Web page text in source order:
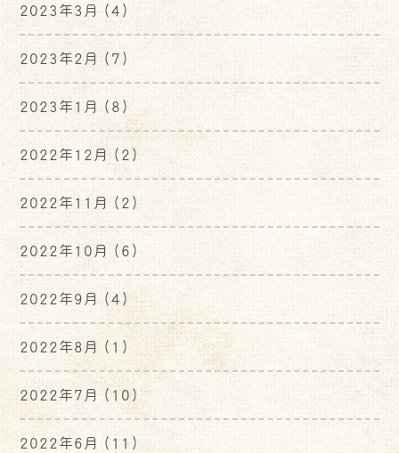
2023年3月 (4)
2023年2月 (7)
2023年1月 (8)
2022年12月 (2)
2022年11月 (2)
2022年10月 (6)
2022年9月 (4)
2022年8月 (1)
2022年7月 (10)
2022年6月 (11)